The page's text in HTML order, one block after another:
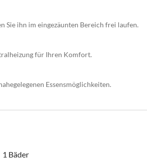
Sie ihn im eingezäunten Bereich frei laufen.
für Ihren Komfort.
Essensmöglichkeiten.
1 Bäder